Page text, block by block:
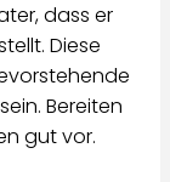
dass er
Diese
Bereiten
gut vor.